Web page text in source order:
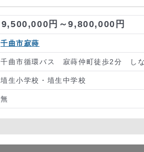
9,500,000円～9,800,000円
千曲市寂蒔
千曲市循環バス 寂蒔仲町徒歩2分 し
埴生小学校・埴生中学校
無